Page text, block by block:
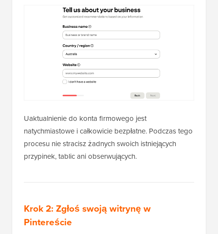
Uaktualnienie do konta firmowego jest
natychmiastowe i całkowicie bezpłatne. Podczas tego
procesu nie stracisz żadnych swoich istniejących
przypinek, tablic ani obserwujących.
Krok 2: Zgłoś swoją witrynę w
Pintereście